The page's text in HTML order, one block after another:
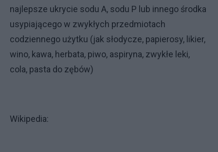
najlepsze ukrycie sodu A, sodu P lub innego środka
usypiającego w zwykłych przedmiotach
codziennego użytku (jak słodycze, papierosy, likier,
wino, kawa, herbata, piwo, aspiryna, zwykłe leki,
cola, pasta do zębów)
Wikipedia: